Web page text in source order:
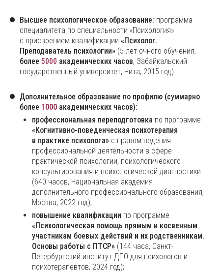
Высшее психологическое образование: программа
специалитета по специальности «Психология»
с присвоением квалификации «Психолог.
Преподаватель психологии» (5 лет очного обучения,
более 5000 академических часов, Забайкальский
государственный университет, Чита, 2015 год)
Дополнительное образование по профилю (суммарно
более 1000 академических часов):
профессиональная переподготовка по программе
«Когнитивно-поведенческая психотерапия
в практике психолога» с правом ведения
профессиональной деятельности в сфере
практической психологии, психологического
консультирования и психологической диагностики
(640 часов, Национальная академия
дополнительного профессионального образования,
Москва, 2022 год);
повышение квалификации по программе
«Психологическая помощь прямым и косвенным
участникам боевых действий и их родственникам.
Основы работы с ПТСР» (144 часа, Санкт-
Петербургский институт ДПО для психологов и
психотерапевтов, 2024 год);